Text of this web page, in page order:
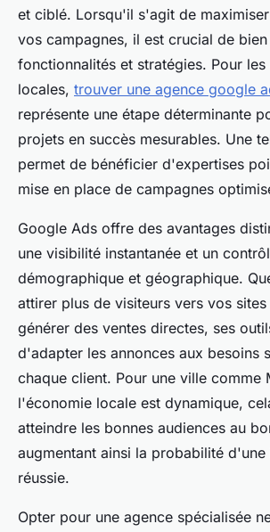
et ciblé. Lorsqu'il s'agit de
vos campagnes, il est crucial de
fonctionnalités et stratégies. Pour les
locales, trouver une agence google
représente une étape déterminante
projets en succès mesurables. Une
permet de bénéficier d'expertises
mise en place de campagnes
Google Ads offre des avantages
une visibilité instantanée et un
démographique et géographique.
attirer plus de visiteurs vers vos
générer des ventes directes, ses
d'adapter les annonces aux besoins
chaque client. Pour une ville comme
l'économie locale est dynamique,
atteindre les bonnes audiences au
augmentant ainsi la probabilité
réussie.
Opter pour une agence spécialisée